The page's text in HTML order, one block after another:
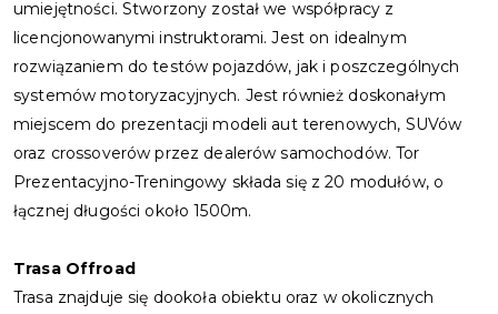
umiejętności. Stworzony został we współpracy z
licencjonowanymi instruktorami. Jest on idealnym
rozwiązaniem do testów pojazdów, jak i poszczególnych
systemów motoryzacyjnych. Jest również doskonałym
miejscem do prezentacji modeli aut terenowych, SUVów
oraz crossoverów przez dealerów samochodów. Tor
Prezentacyjno-Treningowy składa się z 20 modułów, o
łącznej długości około 1500m.
Trasa Offroad
Trasa znajduje się dookoła obiektu oraz w okolicznych